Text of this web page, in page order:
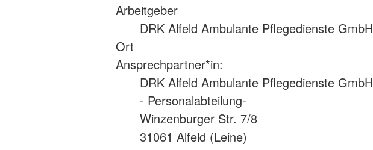
Arbeitgeber
DRK Alfeld Ambulante Pflegedienste GmbH
Ort
Ansprechpartner*in:
DRK Alfeld Ambulante Pflegedienste GmbH
- Personalabteilung-
Winzenburger Str. 7/8
31061 Alfeld (Leine)